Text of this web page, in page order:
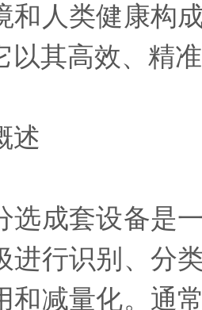
和人类健康构
以其高效、精
套设备是一
进行识别、分
和减量化。通